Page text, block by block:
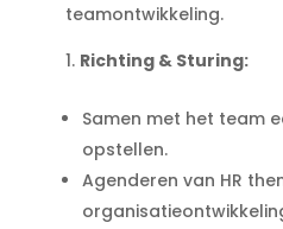
teamontwikkeling.
Richting & Sturing:
Samen met het team
opstellen.
Agenderen van HR